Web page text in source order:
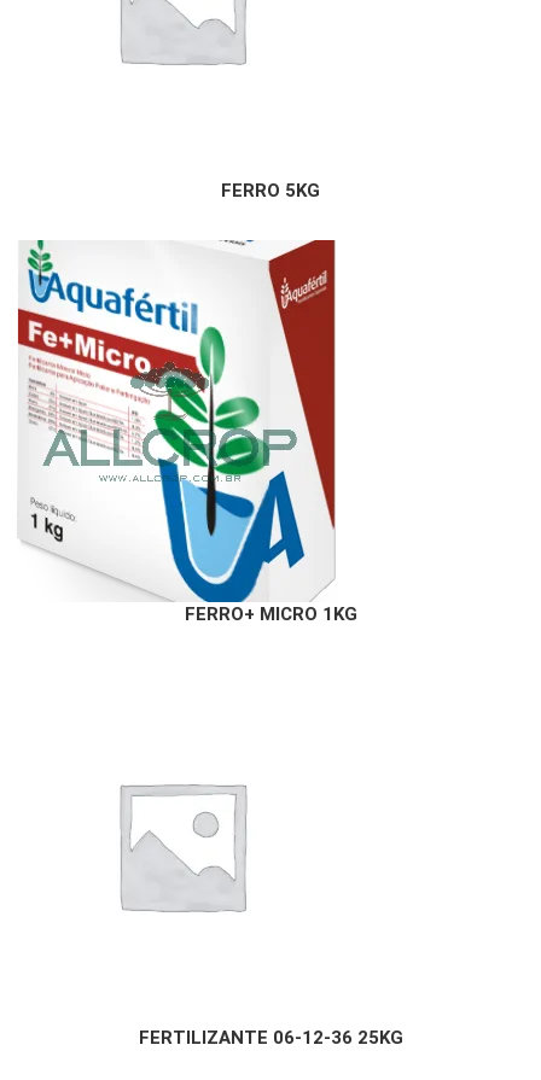
FERRO 5KG
FERRO+ MICRO 1KG
FERTILIZANTE 06-12-36 25KG